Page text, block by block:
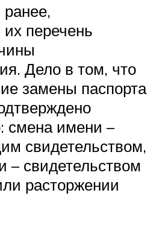
ранее,
перечень
Дело в том, что
замены паспорта
смена имени –
свидетельством,
свидетельством
расторжении